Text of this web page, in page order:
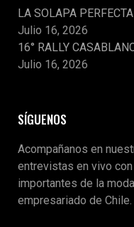
LA SOLAPA
Julio 16, 2026
16° RALLY
Julio 16, 2026
SÍGUENOS
Acompañanos en
entrevistas en vivo
importantes de la
empresariado de Chile.